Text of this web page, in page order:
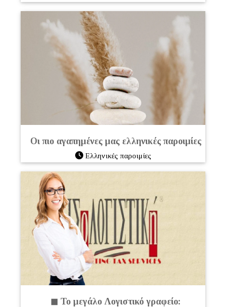
Οι πιο αγαπημένες μας ελληνικές παροιμίες
Ελληνικές παροιμίες
◼ Το μεγάλο Λογιστικό γραφείο: